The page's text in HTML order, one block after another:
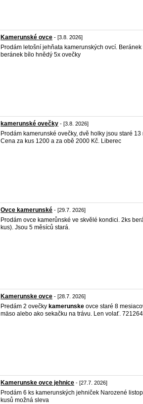
Kamerunské ovce - [3.8. 2026]
Prodám letošní jehňata kamerunských ovcí.
beránek bílo hnědý 5x ovečky
kamerunské ovečky - [3.8. 2026]
Prodám kamerunské ovečky, dvě holky jsou staré
Cena za kus 1200 a za obě 2000 Kč. Liberec
Ovce kamerunské - [29.7. 2026]
Prodám ovce kamerůnské ve skvělé kondici. 2ks
kus). Jsou 5 měsíců stará.
Kamerunske ovce - [28.7. 2026]
Predám 2 ovečky kamerunske ovce staré 8
mäso alebo ako sekačku na trávu. Len volať.
Kamerunske ovce jehnice - [27.7. 2026]
Prodám 6 ks kamerunských jehniček Narozené
kusů možná sleva